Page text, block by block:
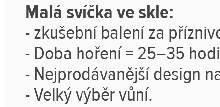
Malá svíčka ve skle:
-zkušební balení za
- Doba hoření= 25–35
- Nejprodávanější design
-Velký výběr vůní.